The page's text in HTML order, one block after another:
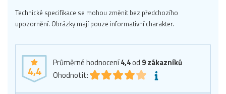
Technické specifikace se mohou změnit bez předchozího
upozornění. Obrázky mají pouze informativní charakter.
4,4
Průměrné hodnocení4,4od 9zákazníků
Ohodnotit: